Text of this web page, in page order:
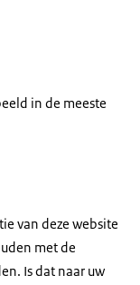
in de meeste
van deze website
met de
Is dat naar uw